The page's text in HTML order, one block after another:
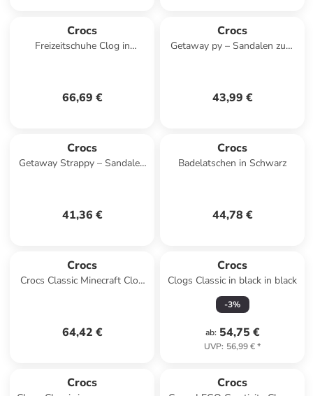
Crocs
Freizeitschuhe Clog in
66,69 €
Crocs
Getaway py – Sandalen zum
43,99 €
Crocs
Getaway Strappy – Sandalen
41,36 €
Crocs
Badelatschen in Schwarz
44,78 €
Crocs
Crocs Classic Minecraft Clog
64,42 €
Crocs
Clogs Classic in black in black
-3%
ab: 54,75 €
UVP: 56,99 €*
Crocs Crocs